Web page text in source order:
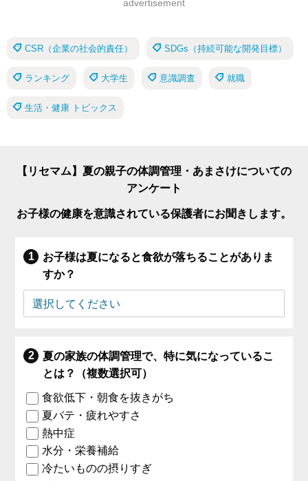
advertisement
CSR（企業の社会的責任） SDGs（持続可能な開発目標）
ランキング 大学生 意識調査 就職
生活・健康 トピックス
【リセマム】夏の親子の体調管理・あまさけについての
アンケート
お子様の健康を意識されている保護者にお聞きします。
お子様は夏になると食欲が落ちることがありま
すか？
夏の家族の体調管理で、特に気になっているこ
とは？（複数選択可）
食欲低下・朝食を抜きがち
夏バテ・疲れやすさ
熱中症
水分・栄養補給
冷たいものの摂りすぎ